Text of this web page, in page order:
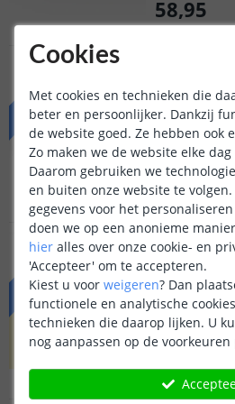
58,95
PREMIUM
OP VOORRAAD
69,95
120 leds |
Hoge,
De
BASIC
BASIC | led
Losse strip
OP VOORRAAD
58,95
128 leds |
Betaalbare
Strip voor
Cookies
Met cookies en technieken die
beter en persoonlijker. Dankzij
de website goed. Ze hebben ook
Zo maken we de website elke
Daarom gebruiken we
en buiten onze website te
gegevens voor het
doen we op een anonieme
hier alles over onze cookie- en
'Accepteer' om te accepteren.
Kiest u voor weigeren? Dan
functionele en analytische
technieken die daarop lijken. U
nog aanpassen op de voorkeuren